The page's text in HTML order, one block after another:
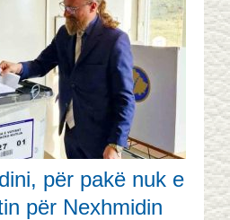
për pakë nuk e
për Nexhmidin